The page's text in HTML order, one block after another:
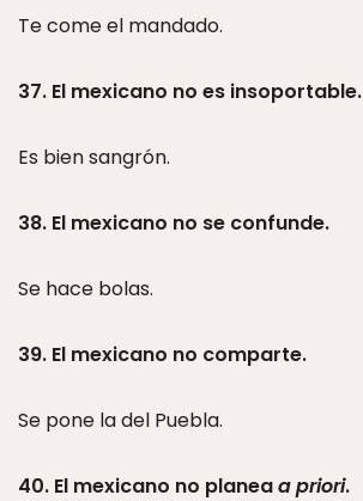
Te come el mandado.
37. El mexicano no es insoportable.
Es bien sangrón.
38. El mexicano no se confunde.
Se hace bolas.
39. El mexicano no comparte.
Se pone la del Puebla.
40. El mexicano no planeaa priori.